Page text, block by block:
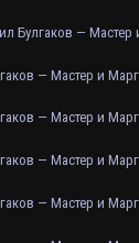
Булгаков — Мастер
— Мастер и
— Мастер и
— Мастер и
— Мастер и